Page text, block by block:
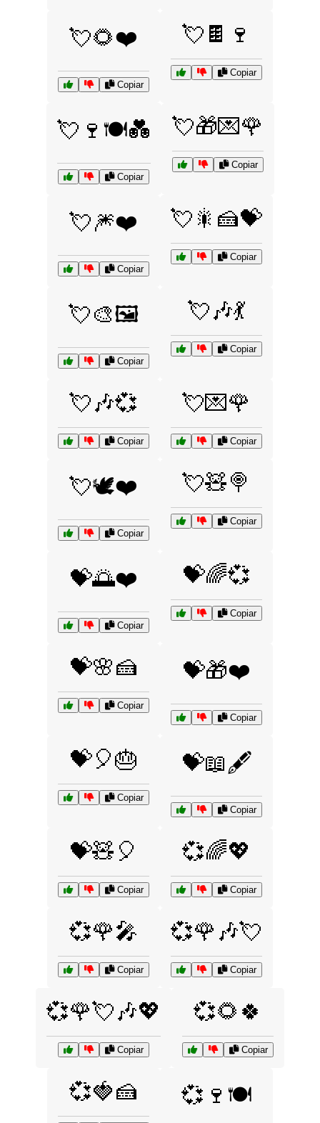
💘🌻❤️
Copiar
💘🍫🍷
Copiar
💘🍷🍽️💑
Copiar
💘🎁💌🌹
Copiar
💘🎆❤️
Copiar
💘🎇🍰💝
Copiar
💘🎨🖼️
Copiar
💘🎶💃
Copiar
💘🎶💞
Copiar
💘💌🌹
Copiar
💘🕊️❤️
Copiar
💘🧸🍭
Copiar
💝🌅❤️
Copiar
💝🌈💞
Copiar
💝🌸🍰
Copiar
💝🎁❤️
Copiar
💝🎈🎂
Copiar
💝📖🖋️
Copiar
💝🧸🎈
Copiar
💞🌈💖
Copiar
💞🌹🎤
Copiar
💞🌹🎶💘
Copiar
💞🌹💘🎶💖
Copiar
💞🌻🍀
Copiar
💞🍓🍰 💞🍷🍽️